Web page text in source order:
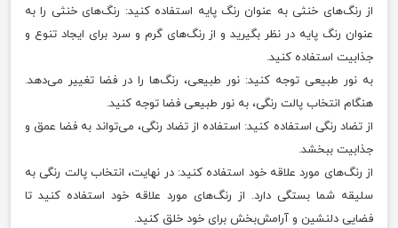
از رنگ‌های خنثی به عنوان رنگ پایه استفاده کنید: رنگ‌های خنثی را به
عنوان رنگ پایه در نظر بگیرید و از رنگ‌های گرم و سرد برای ایجاد تنوع و
جذابیت استفاده کنید.
به نور طبیعی توجه کنید: نور طبیعی، رنگ‌ها را در فضا تغییر می‌دهد.
هنگام انتخاب پالت رنگی، به نور طبیعی فضا توجه کنید.
از تضاد رنگی استفاده کنید: استفاده از تضاد رنگی، می‌تواند به فضا عمق و
جذابیت ببخشد.
از رنگ‌های مورد علاقه خود استفاده کنید: در نهایت، انتخاب پالت رنگی به
سلیقه شما بستگی دارد. از رنگ‌های مورد علاقه خود استفاده کنید تا
فضایی دلنشین و آرامش‌بخش برای خود خلق کنید.